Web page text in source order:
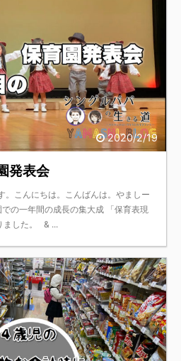
2020/2/19
発表会
。こんにちは。こんばんは。やましー
の一年間の成長の集大成 「保育表現
ました。 & ...